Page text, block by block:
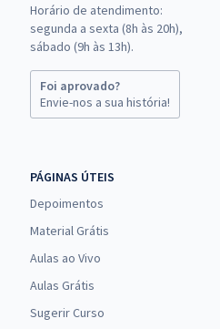
Horário de atendimento:
segunda a sexta (8h às 20h),
sábado (9h às 13h).
Foi aprovado?
Envie-nos a sua história!
PÁGINAS ÚTEIS
Depoimentos
Material Grátis
Aulas ao Vivo
Aulas Grátis
Sugerir Curso